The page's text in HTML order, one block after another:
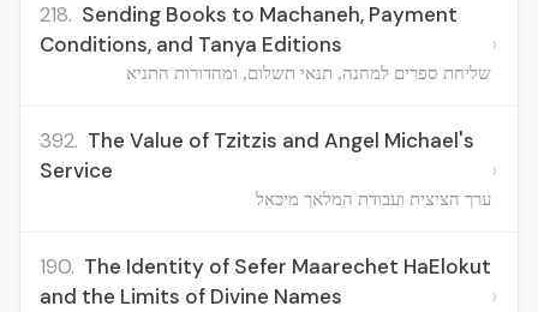
218. Sending Books to Machaneh, Payment
Conditions, and Tanya Editions
שליחת ספרים למחנה, תנאי תשלום, ומהדורות התניא
›
392. The Value of Tzitzis and Angel Michael's
Service
ערך הציצית ועבודת המלאך מיכאל
›
190. The Identity of Sefer Maarechet HaElokut
and the Limits of Divine Names
›